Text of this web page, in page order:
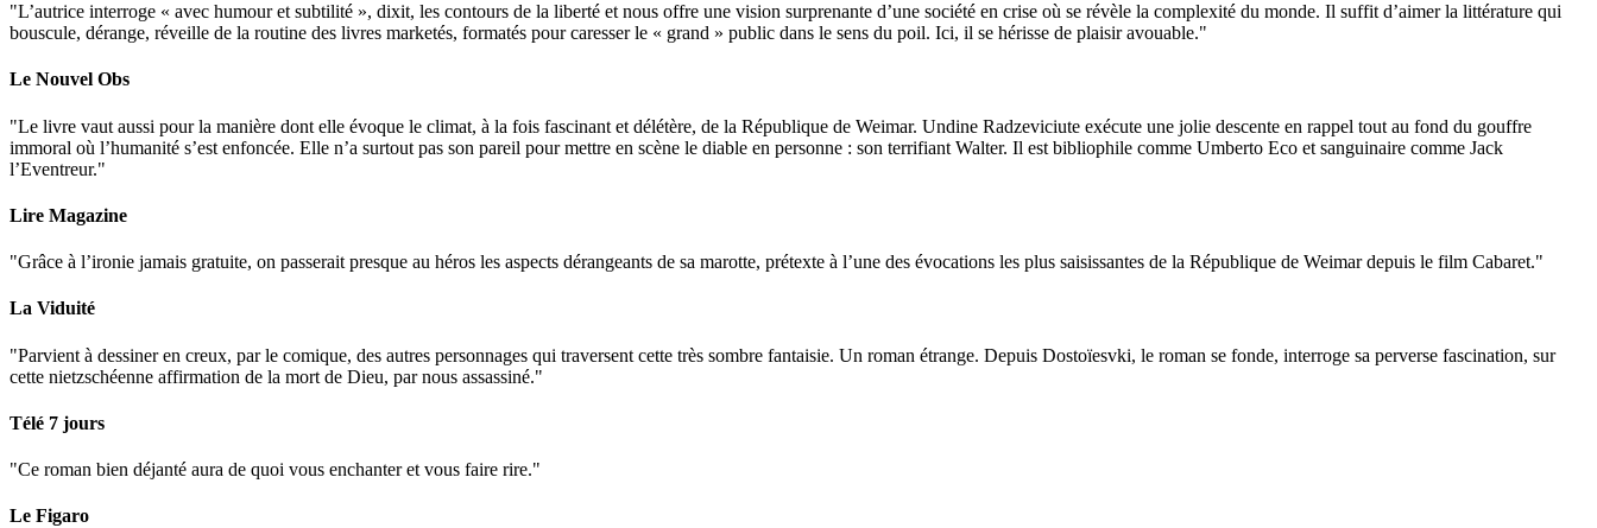
"L’autrice interroge « avec humour et subtilité », dixit, les contours de la liberté et nous offre une vision surprenante d’une société en crise où se révèle la complexité du monde. Il suffit d’aimer la littérature qui
bouscule, dérange, réveille de la routine des livres marketés, formatés pour caresser le « grand » public dans le sens du poil. Ici, il se hérisse de plaisir avouable."
Le Nouvel Obs
"Le livre vaut aussi pour la manière dont elle évoque le climat, à la fois fascinant et délétère, de la République de Weimar. Undine Radzeviciute exécute une jolie descente en rappel tout au fond du gouffre
immoral où l’humanité s’est enfoncée. Elle n’a surtout pas son pareil pour mettre en scène le diable en personne : son terrifiant Walter. Il est bibliophile comme Umberto Eco et sanguinaire comme Jack
l’Eventreur."
Lire Magazine
"Grâce à l’ironie jamais gratuite, on passerait presque au héros les aspects dérangeants de sa marotte, prétexte à l’une des évocations les plus saisissantes de la République de Weimar depuis le film Cabaret."
La Viduité
"Parvient à dessiner en creux, par le comique, des autres personnages qui traversent cette très sombre fantaisie. Un roman étrange. Depuis Dostoïesvki, le roman se fonde, interroge sa perverse fascination, sur
cette nietzschéenne affirmation de la mort de Dieu, par nous assassiné."
Télé 7 jours
"Ce roman bien déjanté aura de quoi vous enchanter et vous faire rire."
Le Figaro